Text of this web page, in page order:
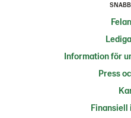
Information för
Press